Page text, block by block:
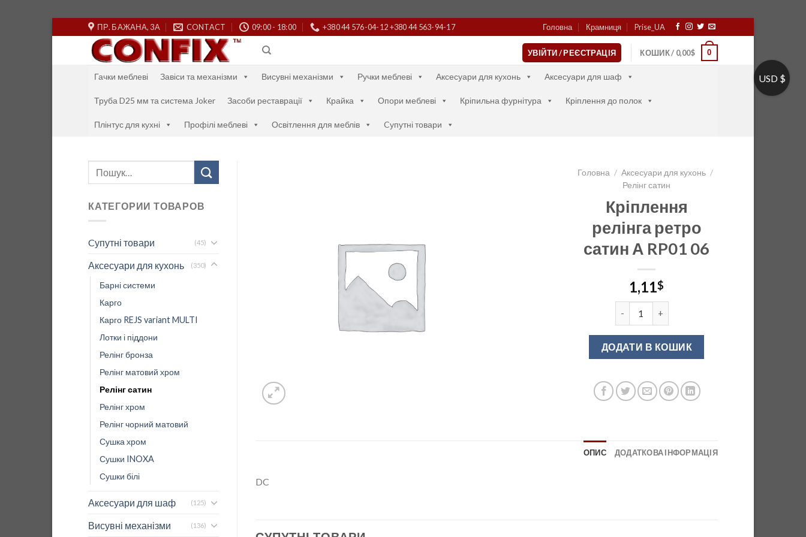
to
ПР. БАЖАНА, 3А CONTACT 09:00 - 18:00 +380 44 576-04-12 +380 44 563-94-17 Головна Крамниця Prise_UA
УВІЙТИ / РЕЄСТРАЦІЯ КОШИК / 0,00$ 0
Гачки меблеві Завіси та механізми Висувні механізми Ручки меблеві Аксесуари для кухонь Аксесуари для шаф
Труба D25 мм та система Joker Засоби реставрації Крайка Опори меблеві Кріпильна фурнітура Кріплення до полок
Плінтус для кухні Профілі меблеві Освітлення для меблів Cупутні товари
Шукати:
КАТЕГОРИИ ТОВАРОВ
Cупутні товари (45)
Аксесуари для кухонь (350)
Барні системи
Карго
Карго REJS variant MULTI
Лотки і піддони
Релінг бронза
Релінг матовий хром
Релінг сатин
Релінг хром
Релінг чорний матовий
Сушка хром
Сушки INOXA
Сушки білі
Аксесуари для шаф (125)
Висувні механізми (136)
Головна / Аксесуари для кухонь /
Релінг сатин
Кріплення
релінга ретро
сатин А RP01 06
1,11$
ДОДАТИ В КОШИК
ОПИС ДОДАТКОВА ІНФОРМАЦІЯ
DC
USD $